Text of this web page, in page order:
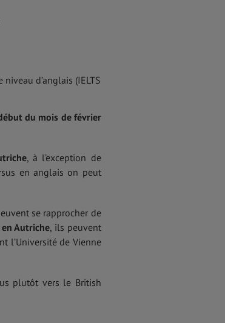
d’anglais (IELTS
du mois de février
, à l’exception de
en anglais on peut
se rapprocher de
Autriche, ils peuvent
l’Université de Vienne
plutôt vers le British